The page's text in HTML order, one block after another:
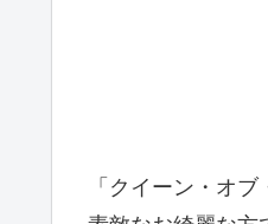
「クイーン・オ